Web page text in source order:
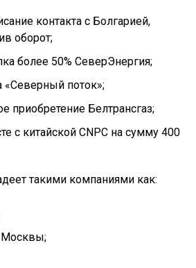
контакта с Болгарией,
оборот;
более 50% СеверЭнергия;
«Северный поток»;
приобретение Белтрансгаз;
с китайской CNPC на сумму 400
такими компаниями как:
Москвы;